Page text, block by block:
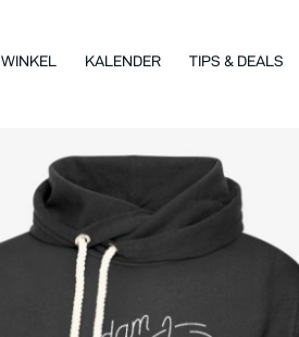
WINKEL KALENDER TIPS & DEALS